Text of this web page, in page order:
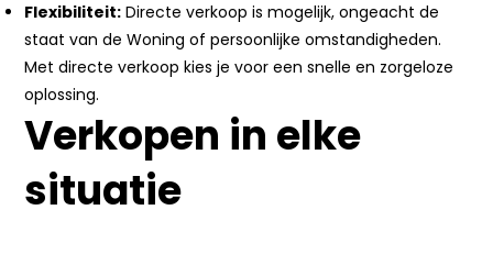
Flexibiliteit: Directe verkoop is mogelijk, ongeacht de
staat van de Woning of persoonlijke omstandigheden.
Met directe verkoop kies je voor een snelle en zorgeloze
oplossing.
Verkopen in elke
situatie